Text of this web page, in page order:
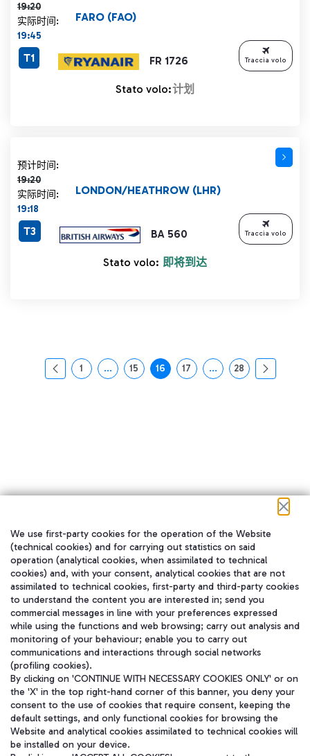
19:20
实际时间:
19:45
FR 1726
FARO (FAO)
T1
Stato volo:计划
Traccia volo
预计时间:
19:20
计划时间 19:20 删除线
实际时间:
19:18
BA 560
LONDON/HEATHROW (LHR)
T3
Stato volo: 即将到达
Traccia volo
页面
1 ...中间页面 使用 TAB 键进行导航。
页面
15 页面
16 页面
17 ...中间页面 使用 TAB 键
页面
28
在我们的社交渠道上关注我们
WeChat
We use first-party cookies for the operation of the Website
(technical cookies) and for carrying out statistics on said
operation (analytical cookies, when assimilated to technical
cookies) and, with your consent, analytical cookies that are not
assimilated to technical cookies, first-party and third-party cookies
to understand the content you are interested in; send you
commercial messages in line with your preferences expressed
while using the functions and web browsing; carry out analysis and
monitoring of your behaviour; enable you to carry out
communications and interactions through social networks
(profiling cookies).
By clicking on 'CONTINUE WITH NECESSARY COOKIES ONLY' or on
the 'X' in the top right-hand corner of this banner, you deny your
consent to the use of cookies that require consent, keeping the
default settings, and only functional cookies for browsing the
Website and analytical cookies assimilated to technical cookies will
be installed on your device.